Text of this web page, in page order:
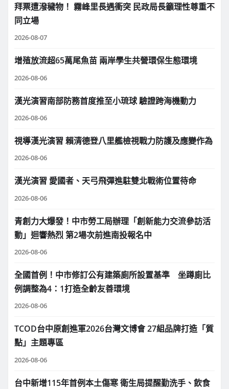
拜票遭潑穢物！ 霧峰里長遇衝突 民政局長籲理性尊重不
同立場
2026-08-07
增殖放流超65萬尾魚苗 兩岸學生共營環保生態環境
2026-08-06
漢光演習南部防務首度推至小琉球 驗證跨海機動力
2026-08-06
視導漢光演習 賴清德登八里艦檢視戰力防護及應變作為
2026-08-06
漢光演習 愛國者、天弓飛彈進駐雙北戰術位置待命
2026-08-06
青創力大爆發！中市勞工局辦理「創新能力交流參訪活
動」迴響熱烈 第2場次前進南投報名中
2026-08-06
全國首例！中市修訂公有建築廁所設置基準 坐蹲廁比
例調整為4：1打造全齡友善環境
2026-08-06
TCOD台中原創進軍2026台灣文博會 27組品牌打造「質
點」主題專區
2026-08-06
台中新增115年首例本土傷寒 衛生局提醒勤洗手、飲食